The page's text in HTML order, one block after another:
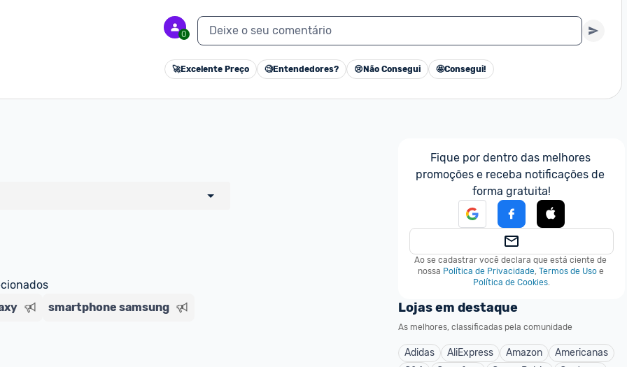
0 Deixe o seu comentário
🚀Excelente Preço 🧐Entendedores? 😢 Não Consegui 🤩Consegui!
um marketplace, nós indicamos no
sinalizamos através da tag
smartphone samsung
Fique por dentro das melhores
promoções e receba notificações de
forma gratuita!
Ao se cadastrar você declara que está ciente de
nossa Política de Privacidade, Termos de Uso e
Política de Cookies.
Lojas em destaque
As melhores, classificadas pela comunidade
Adidas AliExpress Amazon
Americanas